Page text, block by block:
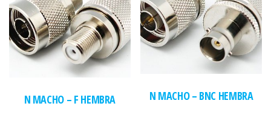
N MACHO – F HEMBRA N MACHO – BNC HEMBRA